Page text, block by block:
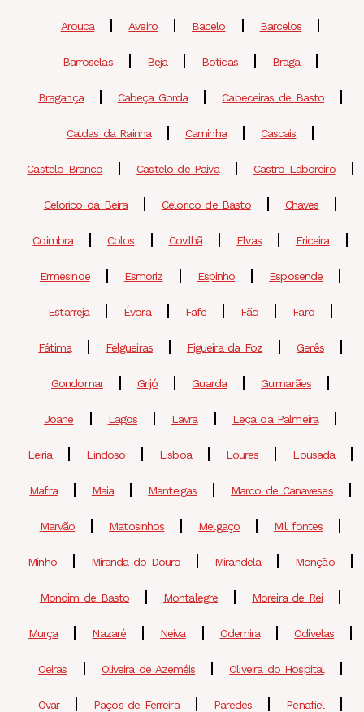
Arouca Aveiro Bacelo Barcelos
Barroselas Beja Boticas Braga
Bragança Cabeça Gorda Cabeceiras de Basto
Caldas da Rainha Caminha Cascais
Castelo Branco Castelo de Paiva Castro Laboreiro
Celorico da Beira Celorico de Basto Chaves
Coimbra Colos Covilhã Elvas Ericeira
Ermesinde Esmoriz Espinho Esposende
Estarreja Évora Fafe Fão Faro
Fátima Felgueiras Figueira da Foz Gerês
Gondomar Grijó Guarda Guimarães
Joane Lagos Lavra Leça da Palmeira
Leiria Lindoso Lisboa Loures Lousada
Mafra Maia Manteigas Marco de Canaveses
Marvão Matosinhos Melgaço Mil fontes
Minho Miranda do Douro Mirandela Monção
Mondim de Basto Montalegre Moreira de Rei
Murça Nazaré Neiva Odemira Odivelas
Oeiras Oliveira de Azeméis Oliveira do Hospital
Ovar Paços de Ferreira Paredes Penafiel